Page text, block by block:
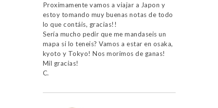
Proximamente vamos a viajar a Japon y
estoy tomando muy buenas notas de todo
lo que contáis, gracias!!
Sería mucho pedir que me mandaseis un
mapa si lo teneis? Vamos a estar en osaka,
kyoto y Tokyo! Nos morimos de ganas!
Mil gracias!
C.